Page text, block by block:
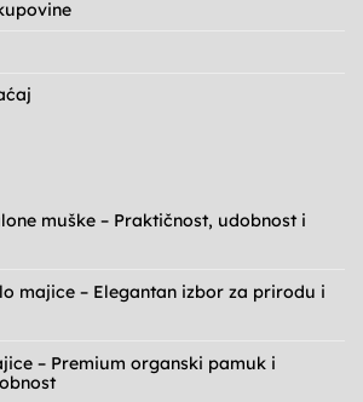
muške – Praktičnost, udobnost i
majice – Elegantan izbor za prirodu i
– Premium organski pamuk i